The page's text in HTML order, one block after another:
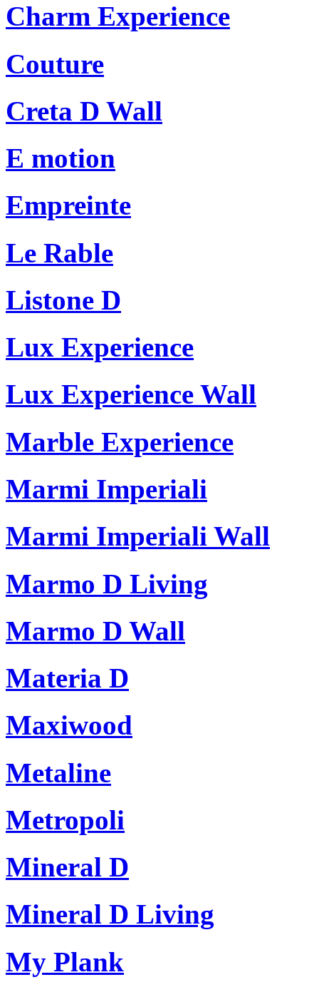
Charm Experience
Couture
Creta D Wall
E motion
Empreinte
Le Rable
Listone D
Lux Experience
Lux Experience Wall
Marble Experience
Marmi Imperiali
Marmi Imperiali Wall
Marmo D Living
Marmo D Wall
Materia D
Maxiwood
Metaline
Metropoli
Mineral D
Mineral D Living
My Plank